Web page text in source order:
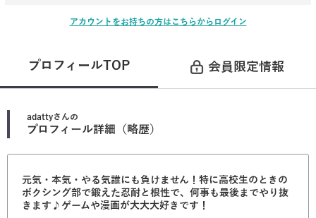
アカウントをお持ちの方はこちらからログイン
プロフィールTOP 会員限定情報
adattyさんの
プロフィール詳細（略歴）
元気・本気・やる気誰にも負けません！特に高校生のときの
ボクシング部で鍛えた忍耐と根性で、何事も最後までやり抜
きます♪ゲームや漫画が大大大好きです！